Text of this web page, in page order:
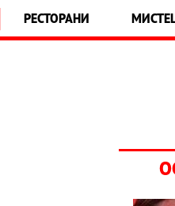
РЕСТОРАНИ